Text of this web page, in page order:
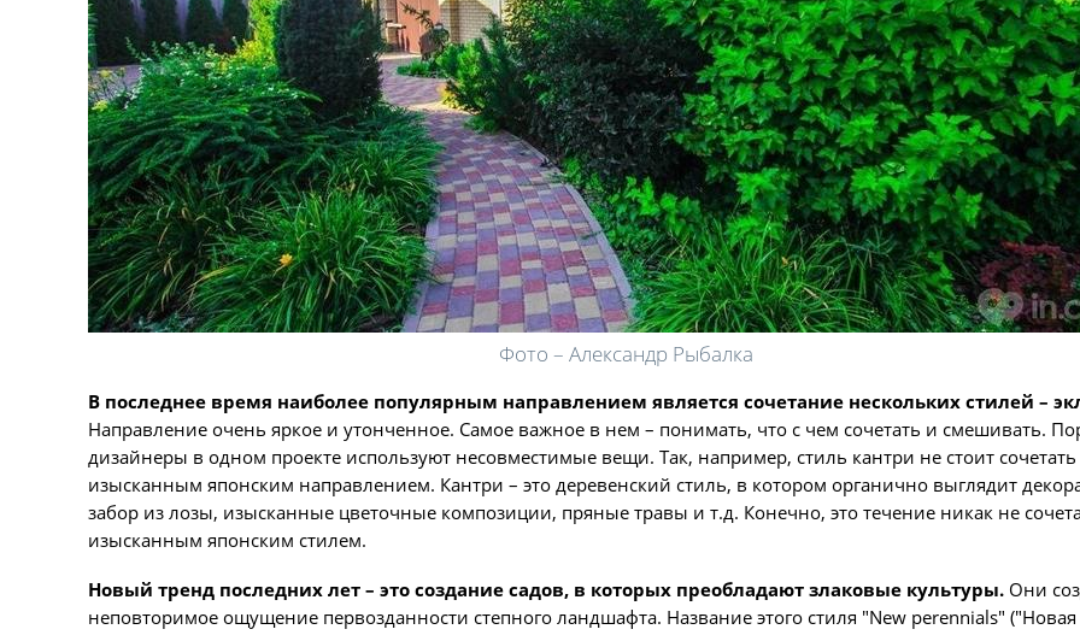
Фото – Александр Рыбалка
В последнее время наиболее популярным направлением является сочетание нескольких стилей –
Направление очень яркое и утонченное. Самое важное в нем – понимать, что с чем сочетать и смешивать.
дизайнеры в одном проекте используют несовместимые вещи. Так, например, стиль кантри не стоит сочетать
изысканным японским направлением. Кантри – это деревенский стиль, в котором органично выглядит
забор из лозы, изысканные цветочные композиции, пряные травы и т.д. Конечно, это течение никак не
изысканным японским стилем.
Новый тренд последних лет – это создание садов, в которых преобладают злаковые культуры. Они
неповторимое ощущение первозданности степного ландшафта. Название этого стиля "New perennials"